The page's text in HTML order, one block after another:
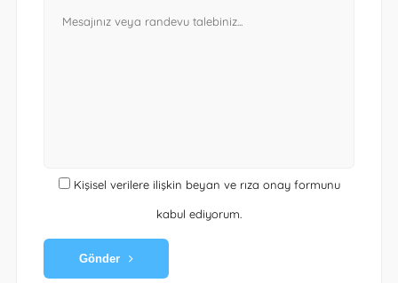
Kişisel verilere ilişkin beyan ve rıza onay formunu
kabul ediyorum.
Gönder